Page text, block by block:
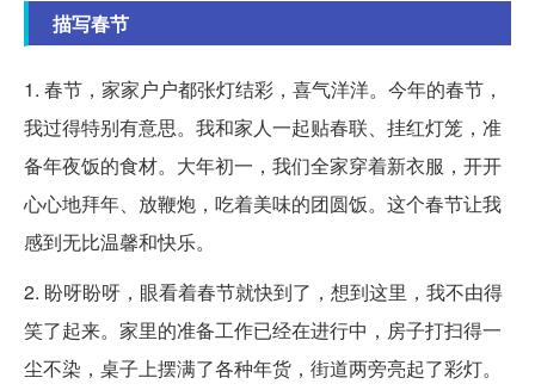
描写春节
1. 春节，家家户户都张灯结彩，喜气洋洋。今年的春节，
我过得特别有意思。我和家人一起贴春联、挂红灯笼，准
备年夜饭的食材。大年初一，我们全家穿着新衣服，开开
心心地拜年、放鞭炮，吃着美味的团圆饭。这个春节让我
感到无比温馨和快乐。
2. 盼呀盼呀，眼看着春节就快到了，想到这里，我不由得
笑了起来。家里的准备工作已经在进行中，房子打扫得一
尘不染，桌子上摆满了各种年货，街道两旁亮起了彩灯。